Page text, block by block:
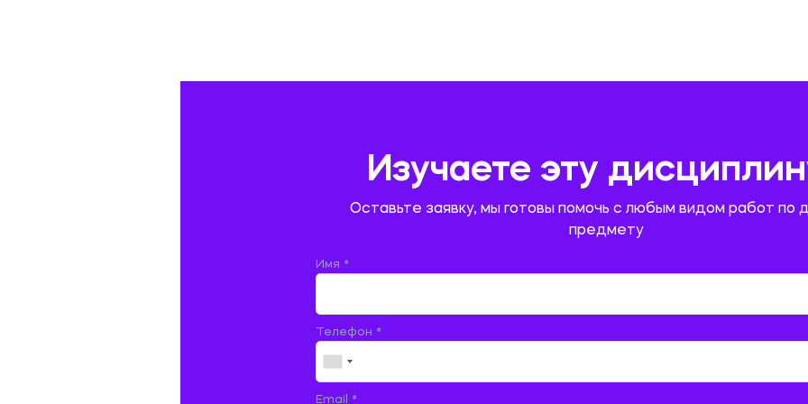
Изучаете эту
Оставьте заявку, мы готовы помочь с любым видом работ по
предмету
Имя *
Телефон *
Email *